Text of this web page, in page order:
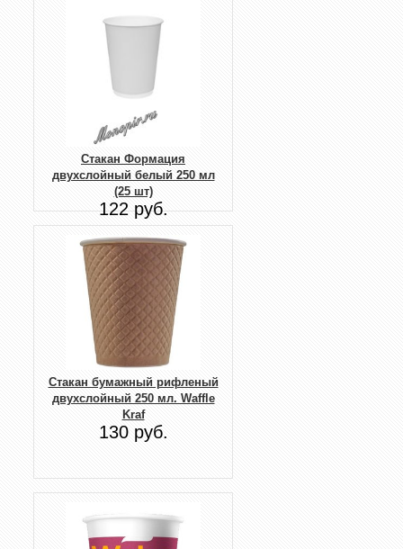
Стакан Формация
двухслойный белый 250 мл
(25 шт)
122 руб.
Стакан бумажный рифленый
двухслойный 250 мл. Waffle
Kraf
130 руб.